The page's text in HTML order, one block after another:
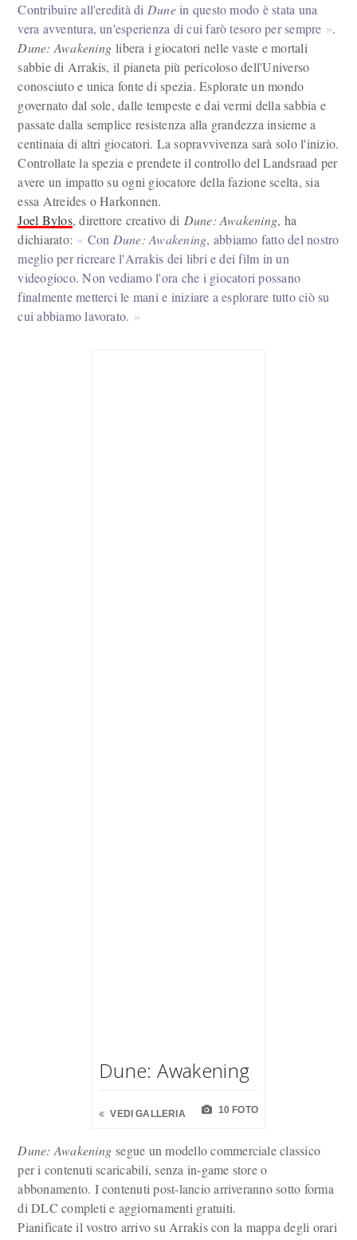
Contribuire all'eredità di Dunein questo modo è stata una
vera avventura, un'esperienza di cui farò tesoro per sempre
.
Dune: Awakening libera i giocatori nelle vaste e mortali
sabbie di Arrakis, il pianeta più pericoloso dell'Universo
conosciuto e unica fonte di spezia. Esplorate un mondo
governato dal sole, dalle tempeste e dai vermi della sabbia e
passate dalla semplice resistenza alla grandezza insieme a
centinaia di altri giocatori. La sopravvivenza sarà solo l'inizio.
Controllate la spezia e prendete il controllo del Landsraad per
avere un impatto su ogni giocatore della fazione scelta, sia
essa Atreides o Harkonnen.
Joel Bylos, direttore creativo di Dune: Awakening, ha
dichiarato:
Con Dune: Awakening, abbiamo fatto del nostro
meglio per ricreare l'Arrakis dei libri e dei film in un
videogioco. Non vediamo l'ora che i giocatori possano
finalmente metterci le mani e iniziare a esplorare tutto ciò su
cui abbiamo lavorato.
Dune: Awakening
VEDI GALLERIA 10 FOTO
Dune: Awakening segue un modello commerciale classico
per i contenuti scaricabili, senza in-game store o
abbonamento. I contenuti post-lancio arriveranno sotto forma
di DLC completi e aggiornamenti gratuiti.
Pianificate il vostro arrivo su Arrakis con la mappa degli orari